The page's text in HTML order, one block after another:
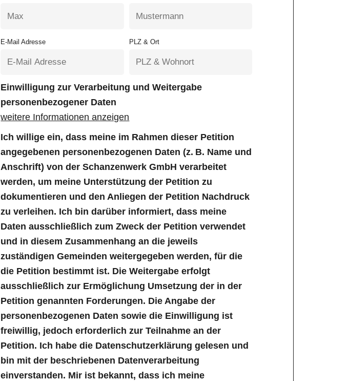
E-Mail Adresse PLZ & Ort
Einwilligung zur Verarbeitung und Weitergabe
personenbezogener Daten
weitere Informationen anzeigen
Ich willige ein, dass meine im Rahmen dieser Petition
angegebenen personenbezogenen Daten (z. B. Name und
Anschrift) von der Schanzenwerk GmbH verarbeitet
werden, um meine Unterstützung der Petition zu
dokumentieren und den Anliegen der Petition Nachdruck
zu verleihen. Ich bin darüber informiert, dass meine
Daten ausschließlich zum Zweck der Petition verwendet
und in diesem Zusammenhang an die jeweils
zuständigen Gemeinden weitergegeben werden, für die
die Petition bestimmt ist. Die Weitergabe erfolgt
ausschließlich zur Ermöglichung Umsetzung der in der
Petition genannten Forderungen. Die Angabe der
personenbezogenen Daten sowie die Einwilligung ist
freiwillig, jedoch erforderlich zur Teilnahme an der
Petition. Ich habe die Datenschutzerklärung gelesen und
bin mit der beschriebenen Datenverarbeitung
einverstanden. Mir ist bekannt, dass ich meine